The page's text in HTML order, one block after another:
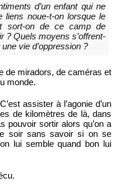
d’un enfant qui ne
liens noue-t-on lorsque le
sort-on de ce camp de
? Quels moyens s’offrent-
vie d’oppression ?
de miradors, de caméras et
monde.
assister à l’agonie d’un
de kilomètres de là, dans
pouvoir sortir alors qu’on a
soir sans savoir si on se
lui semble quand bon lui